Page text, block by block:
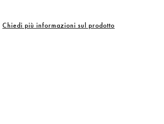
Chiedi più informazioni sul prodotto